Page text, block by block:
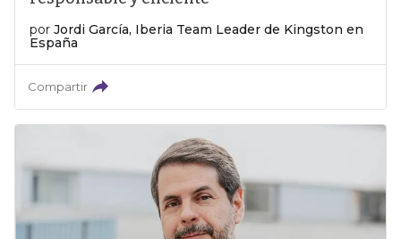
por Jordi García, Iberia Team Leader de Kingston en
España
Compartir